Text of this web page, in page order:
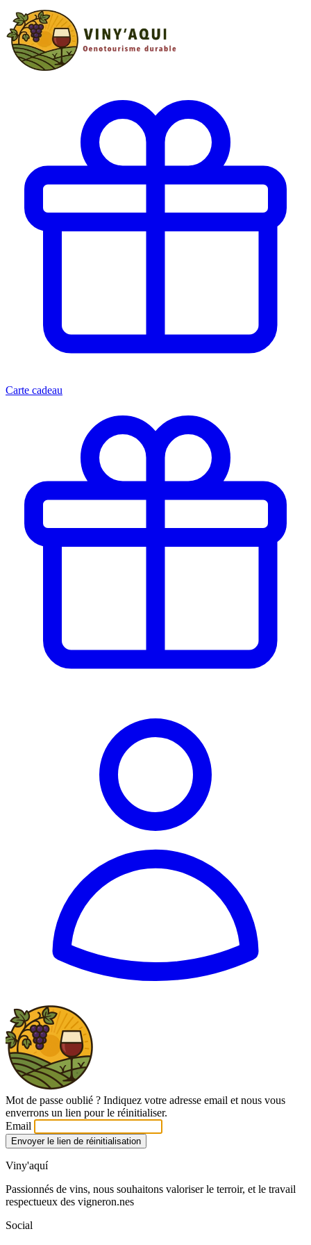
Carte cadeau
Mot de passe oublié ? Indiquez votre adresse email et nous vous
enverrons un lien pour le réinitialiser.
Email
Envoyer le lien de réinitialisation
Viny'aquí
Passionnés de vins, nous souhaitons valoriser le terroir, et le travail
respectueux des vigneron.nes
Social